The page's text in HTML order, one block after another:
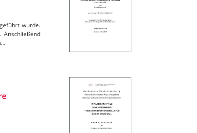
wurde.
Anschließend